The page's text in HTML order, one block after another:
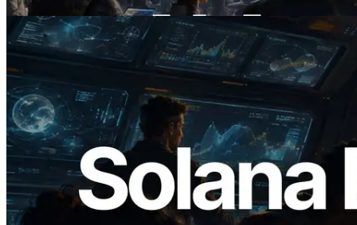
Đọc bài viết này
2026.05.24